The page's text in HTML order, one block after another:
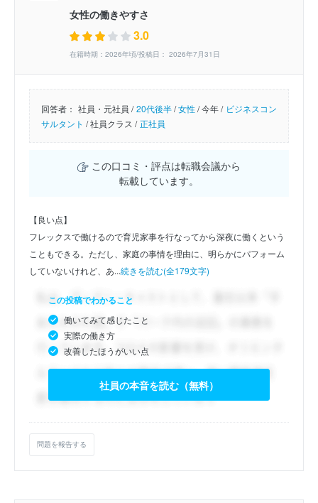
女性の働きやすさ
3.0
在籍時期：2026年頃/投稿日： 2026年7月31日
回答者： 社員・元社員 / 20代後半/女性/今年 / ビジネスコン
サルタント /社員クラス / 正社員
この口コミ・評点は転職会議から
転載しています。
【良い点】
フレックスで働けるので育児家事を行なってから深夜に働くという
こともできる。ただし、家庭の事情を理由に、明らかにパフォーム
していないけれど、あ...続きを読む(全179文字)
この投稿でわかること
働いてみて感じたこと
実際の働き方
改善したほうがいい点
社員の本音を読む（無料）
問題を報告する